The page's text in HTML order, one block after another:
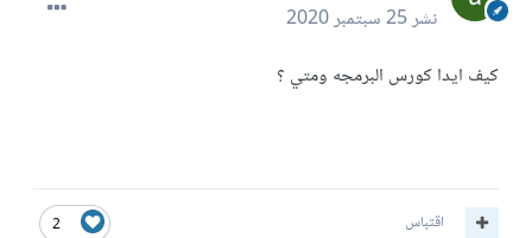
نشر25 سبتمبر 2020
كيف ايدا كورس البرمجه ومتي ؟
2 اقتباس